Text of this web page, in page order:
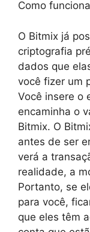
Como funciona
O Bitmix já
criptografia
dados que
você fizer um
Você insere o
encaminha o
Bitmix. O
antes de ser
verá a
realidade, a
Portanto, se
para você,
que eles têm